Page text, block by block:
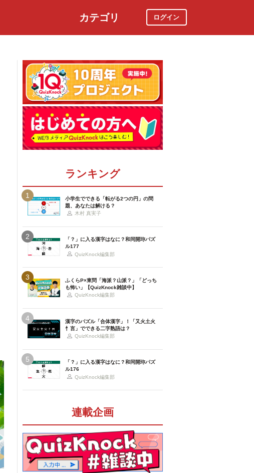
カテゴリ ログイン
ランキング
1
小学生でできる「転がる2つの円」の問
題、あなたは解ける？
木村 真実子
2
「？」に入る漢字はなに？和同開珎パズ
ル177
QuizKnock編集部
3
ふくらP×東問「海派？山派？」「どっち
も怖い」【QuizKnock雑談中】
QuizKnock編集部
4
漢字のパズル「合体漢字」！「又火土火
忄言」でできる二字熟語は？
QuizKnock編集部
5
「？」に入る漢字はなに？和同開珎パズ
ル176
QuizKnock編集部
連載企画